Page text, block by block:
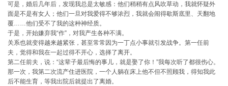
可是，婚后几年后，发现我总是太敏感：他们稍稍有点风吹草动，我就怀疑外
面是不是有女人；他们一旦对我爱得不够浓烈，我就会闹得歇斯底里、天翻地
覆……他们受不了我的这种神经质。
于是，开始嫌弃我“作”，对我产生各种不满。
关系也就变得越来越紧张，甚至常常因为一丁点小事就引发战争。第一任前
夫，觉得和我在一起过得不开心，选择了离开。
第二任前夫，说：“这辈子最后悔的事儿，就是娶了你！”我每次听了都很伤心。
那一次，我第二次流产住进医院，一个人躺在床上他不但不照顾我，得知我此
后不能生育，等我出院后就提出了离婚。